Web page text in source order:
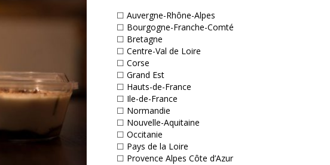
☐ Auvergne-Rhône-Alpes
☐ Bourgogne-Franche-Comté
☐ Bretagne
☐ Centre-Val de Loire
☐ Corse
☐ Grand Est
☐ Hauts-de-France
☐ Ile-de-France
☐ Normandie
☐ Nouvelle-Aquitaine
☐ Occitanie
☐ Pays de la Loire
☐ Provence Alpes Côte d’Azur